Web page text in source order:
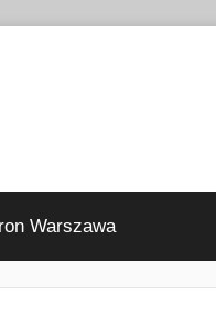
Warszawa